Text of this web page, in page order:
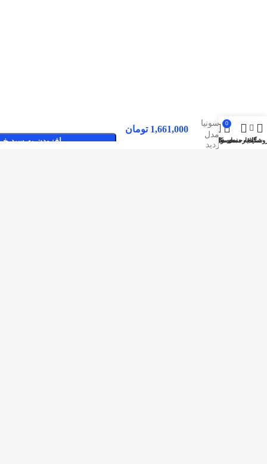
صفحات پربازدید
سونیا
مدل
SU4990
1,661,000 تومان
افزودن به سبد سایدبار
علاقه مندی ها
0
محصول
حساب کاربری من